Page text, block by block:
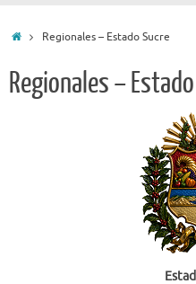
InicioRegionales – Estado Sucre
Regionales –